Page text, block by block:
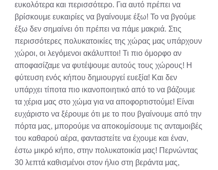
ευκολότερα και περισσότερο. Για αυτό πρέπει να
βρίσκουμε ευκαιρίες να βγαίνουμε έξω! Το να βγούμε
έξω δεν σημαίνει ότι πρέπει να πάμε μακριά. Στις
περισσότερες πολυκατοικίες της χώρας μας υπάρχουν
χώροι, οι λεγόμενοι ακάλυπτοι! Τι πιο όμορφο αν
αποφασίζαμε να φυτέψουμε αυτούς τους χώρους! Η
φύτευση ενός κήπου δημιουργεί ευεξία! Και δεν
υπάρχει τίποτα πιο ικανοποιητικό από το να βάζουμε
τα χέρια μας στο χώμα για να αποφορτιστούμε! Είναι
ευχάριστο να ξέρουμε ότι με το που βγαίνουμε από την
πόρτα μας, μπορούμε να αποκομίσουμε τις ανταμοιβές
του καθαρού αέρα, φανταστείτε να έχουμε και έναν,
έστω μικρό κήπο, στην πολυκατοικία μας! Περνώντας
30 λεπτά καθισμένοι στον ήλιο στη βεράντα μας,